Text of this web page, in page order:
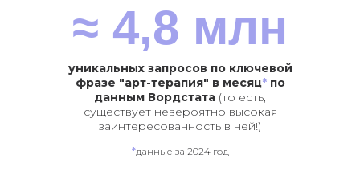
≈ 4,8 млн
уникальных запросов по ключевой
фразе "арт-терапия" в месяц*по
данным Вордстата (то есть,
существует невероятно высокая
заинтересованность в ней!)
*данные за 2024 год